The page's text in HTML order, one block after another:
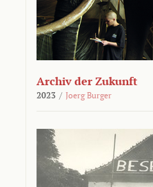
Archiv der Zukunft
2023 / Joerg Burger